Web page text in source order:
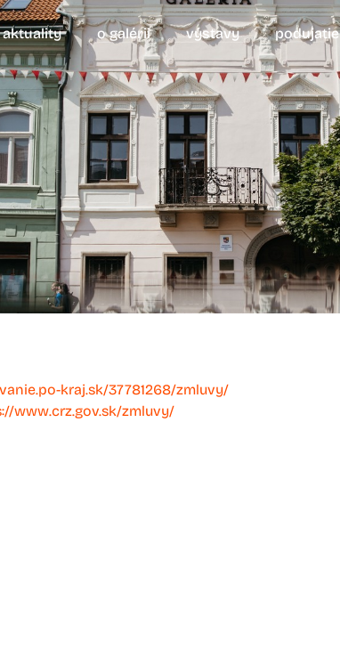
aktuality o galérii výstavy podujatie
kraj.sk/37781268/zmluvy/
www.crz.gov.sk/zmluvy/